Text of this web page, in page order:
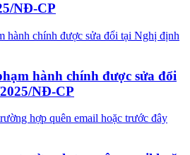
NĐ-CP
hành chính được sửa đổi
NĐ-CP